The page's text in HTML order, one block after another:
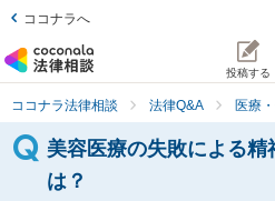
ココナラへ
投稿する
ココナラ法律相談 法律Q&A 医療
美容医療の失敗による
は？